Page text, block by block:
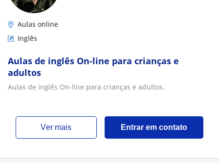
Aulas online
Inglês
Aulas de inglês On-line para crianças e
adultos
Aulas de inglês On-line para crianças e adultos.
ver mais Entrar em contato